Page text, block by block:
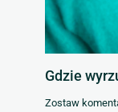
Gdzie
Zostaw